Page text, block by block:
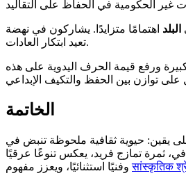
البلد اهتمامًا متزايدًا. يشاركون في نهضة
تعيد ابتكار العادات.
ورفع قيمة الحرف اليدوية على هذه
الخاتمة
يقين: حيوية ثقافية ملحوظة تنبض في
ثمرة تمازج فريد، يعكس تنوعًا عرقيًا
وفنيًا استثنائيًا، ويعزز مفهومसांस्कृतिक